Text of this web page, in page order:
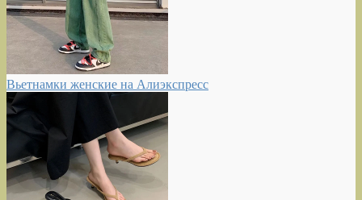
Вьетнамки женские на Алиэкспресс